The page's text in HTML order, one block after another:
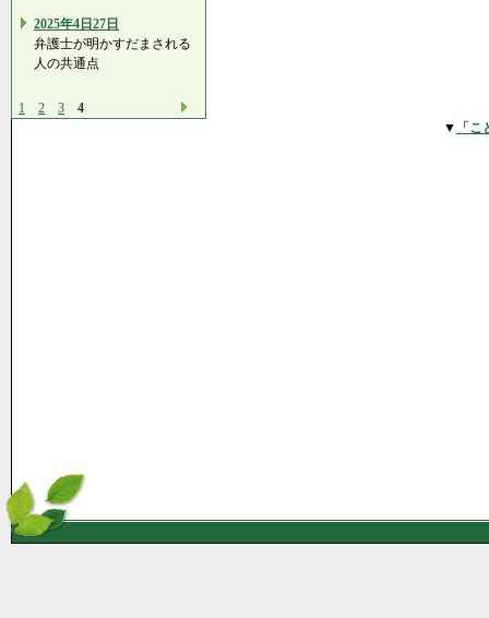
2025年4日27日
弁護士が明かすだまされる
人の共通点
1 2 3 4
▼ 「